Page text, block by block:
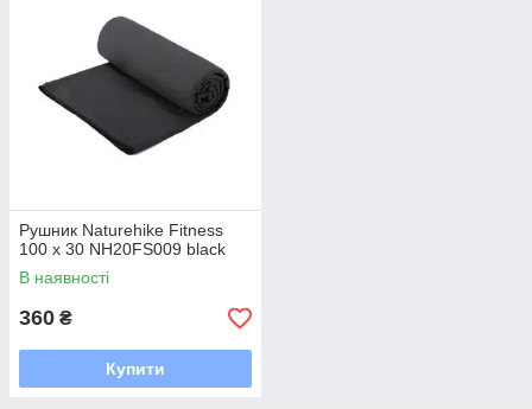
Рушник Naturehike Fitness
100 х 30 NH20FS009 black
В наявності
360 ₴
Купити